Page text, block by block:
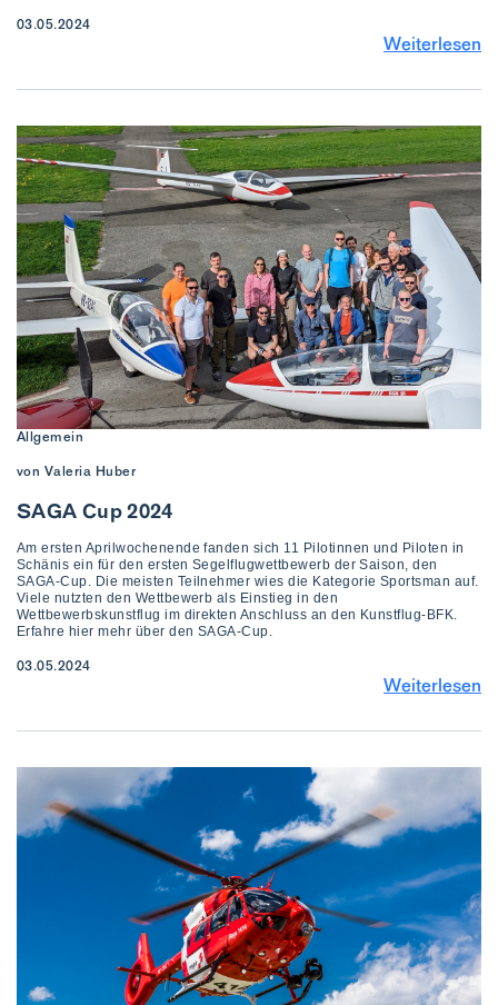
03.05.2024
Weiterlesen
Allgemein
von Valeria Huber
SAGA Cup 2024
Am ersten Aprilwochenende fanden sich 11 Pilotinnen und Piloten in
Schänis ein für den ersten Segelflugwettbewerb der Saison, den
SAGA-Cup. Die meisten Teilnehmer wies die Kategorie Sportsman auf.
Viele nutzten den Wettbewerb als Einstieg in den
Wettbewerbskunstflug im direkten Anschluss an den Kunstflug-BFK.
Erfahre hier mehr über den SAGA-Cup.
03.05.2024
Weiterlesen